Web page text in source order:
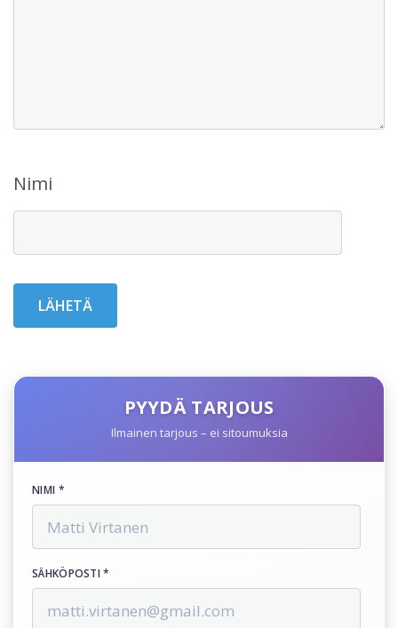
Nimi
PYYDÄ TARJOUS
Ilmainen tarjous – ei sitoumuksia
NIMI *
SÄHKÖPOSTI *